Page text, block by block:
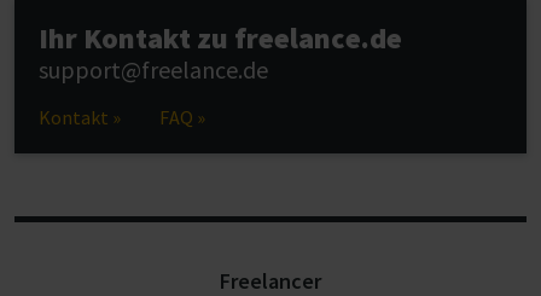
Ihr Kontakt zu freelance.de
support@freelance.de
Kontakt » FAQ »
Freelancer